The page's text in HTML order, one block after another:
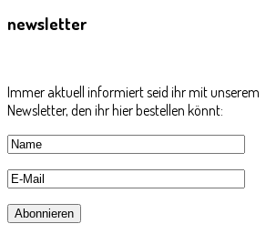
newsletter
Immer aktuell informiert seid ihr mit unserem
Newsletter, den ihr hier bestellen könnt: